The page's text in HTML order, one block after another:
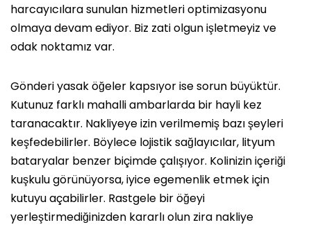
harcayıcılara sunulan hizmetleri optimizasyonu
olmaya devam ediyor. Biz zati olgun işletmeyiz ve
odak noktamız var.
Gönderi yasak öğeler kapsıyor ise sorun büyüktür.
Kutunuz farklı mahalli ambarlarda bir hayli kez
taranacaktır. Nakliyeye izin verilmemiş bazı şeyleri
keşfedebilirler. Böylece lojistik sağlayıcılar, lityum
bataryalar benzer biçimde çalışıyor. Kolinizin içeriği
kuşkulu görünüyorsa, iyice egemenlik etmek için
kutuyu açabilirler. Rastgele bir öğeyi
yerleştirmediğinizden kararlı olun zira nakliye